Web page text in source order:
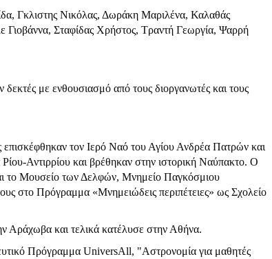
Γκλιστης Νικόλας, Δωράκη Μαριλένα, Καλαθάς
Σταφίδας Χρήστος, Τραντή Γεωργία, Ψαρρή
δεκτές με ενθουσιασμό από τους διοργανωτές και τους
επισκέφθηκαν τον Ιερό Ναό του Αγίου Ανδρέα Πατρών και
Αντιρρίου και βρέθηκαν στην ιστορική Ναύπακτο. Ο
το Μουσείο των Δελφών, Μνημείο Παγκόσμιου
στο Πρόγραμμα «Μνημειώδεις περιπέτειες» ως Σχολείο
Αράχωβα και τελικά κατέλυσε στην Αθήνα.
Πρόγραμμα UniversAll, "Αστρονομία για μαθητές